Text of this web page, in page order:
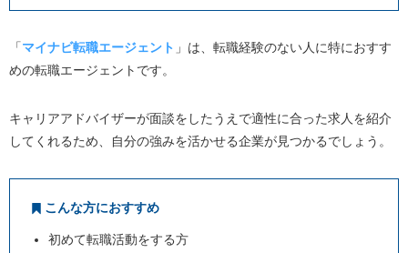
「マイナビ転職エージェント 」は、転職経験のない人に特におすす
めの転職エージェントです。
キャリアアドバイザーが面談をしたうえで適性に合った求人を紹介
してくれるため、自分の強みを活かせる企業が見つかるでしょう。
こんな方におすすめ
初めて転職活動をする方